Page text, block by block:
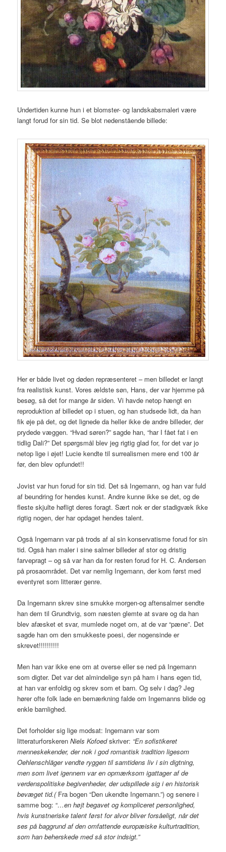
Undertiden kunne hun i et blomster- og landskabsmaleri være
langt forud for sin tid. Se blot nedenstående billede:
Her er både livet og døden repræsenteret – men billedet er langt
fra realistisk kunst. Vores ældste søn, Hans, der var hjemme på
besøg, så det for mange år siden. Vi havde netop hængt en
reproduktion af billedet op i stuen, og han studsede lidt, da han
fik øje på det, og det lignede da heller ikke de andre billeder, der
prydede væggen. “Hvad søren?” sagde han, “har I fået fat i en
tidlig Dali?” Det spørgsmål blev jeg rigtig glad for, for det var jo
netop lige i øjet! Lucie kendte til surrealismen mere end 100 år
før, den blev opfundet!!
Jovist var hun forud for sin tid. Det så Ingemann, og han var fuld
af beundring for hendes kunst. Andre kunne ikke se det, og de
fleste skjulte høfligt deres foragt. Sært nok er der stadigvæk ikke
rigtig nogen, der har opdaget hendes talent.
Også Ingemann var på trods af al sin konservatisme forud for sin
tid. Også han maler i sine salmer billeder af stor og dristig
farvepragt – og så var han da for resten forud for H. C. Andersen
på prosaområdet. Det var nemlig Ingemann, der kom først med
eventyret som litterær genre.
Da Ingemann skrev sine smukke morgen-og aftensalmer sendte
han dem til Grundtvig, som næsten glemte at svare og da han
blev afæsket et svar, mumlede noget om, at de var “pæne”. Det
sagde han om den smukkeste poesi, der nogensinde er
skrevet!!!!!!!!!!
Men han var ikke ene om at overse eller se ned på Ingemann
som digter. Det var det almindelige syn på ham i hans egen tid,
at han var enfoldig og skrev som et barn. Og selv i dag? Jeg
hører ofte folk lade en bemærkning falde om Ingemanns blide og
enkle barnlighed.
Det forholder sig lige modsat: Ingemann var som
litteraturforskerenNiels Kofoedskriver: “En sofistikeret
menneskekender, der nok i god romantisk tradition ligesom
Oehlenschläger vendte ryggen til samtidens liv i sin digtning,
men som livet igennem var en opmærksom igattager af de
verdenspolitiske begivenheder, der udspillede sig i en historisk
bevæget tid.(Fra bogen “Den ukendte Ingemann.”) og senere i
samme bog: “…en højt begavet og kompliceret personlighed,
hvis kunstneriske talent først for alvor bliver forsåeligt, når det
ses på baggrund af den omfattende europæiske kulturtradition,
som han beherskede med så stor indsigt.”